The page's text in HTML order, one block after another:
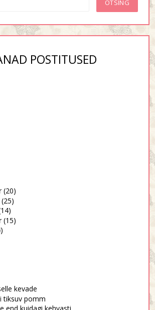
POSTITUSED
(20)
(25)
(15)
kevade
tiksuv pomm